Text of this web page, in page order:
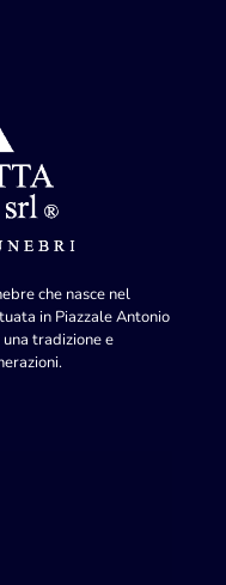
che nasce nel
in Piazzale Antonio
tradizione e